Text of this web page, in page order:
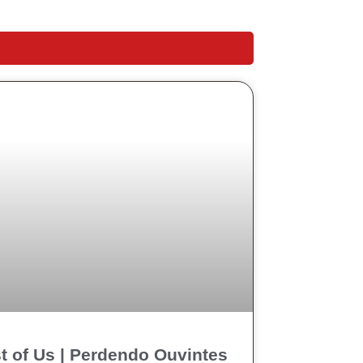
of Us | Perdendo Ouvintes